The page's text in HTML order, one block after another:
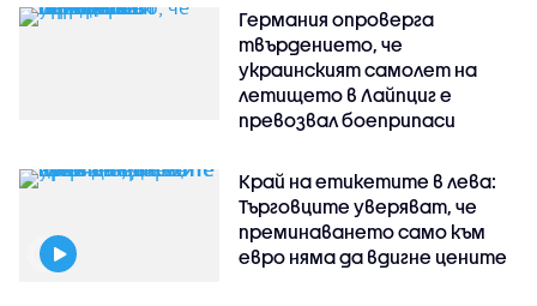
Германия опроверга
твърдението, че
украинският самолет на
летището в Лайпциг е
превозвал боеприпаси
Край на етикетите в лева:
Търговците уверяват, че
преминаването само към
евро няма да вдигне цените